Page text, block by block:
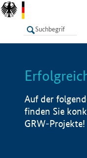
LISTE
Auf der
finden Sie
GRW-Projekte!